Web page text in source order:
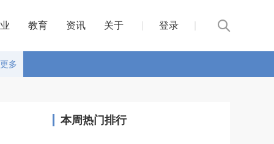
教育 资讯 关于 登录
更多
本周热门排行